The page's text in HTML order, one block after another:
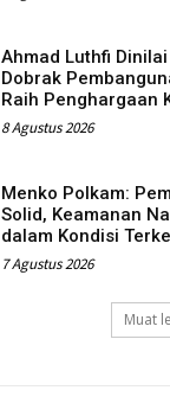
Ahmad Luthfi
Dobrak
Raih Penghargaan
8 Agustus 2026
Menko Polkam:
Solid, Keamanan
dalam Kondisi
7 Agustus 2026
Muat